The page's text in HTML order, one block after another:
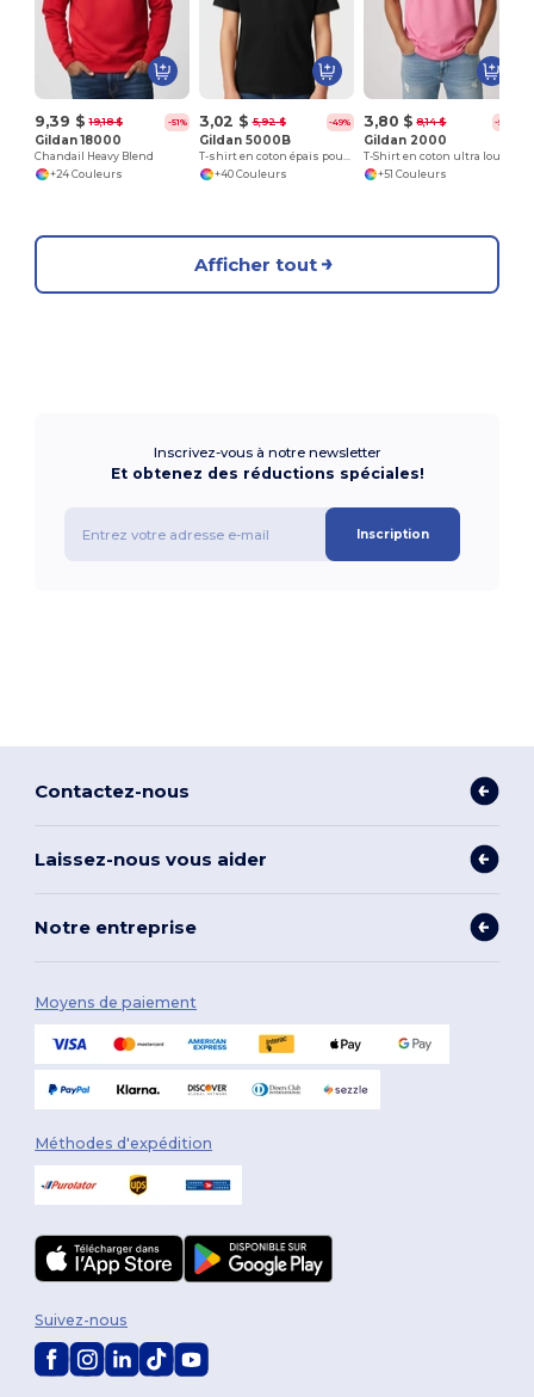
9,39 $ 19,18 $ -51%
Gildan 18000
Chandail Heavy Blend
+24 Couleurs
3,02 $ 5,92 $ -49%
Gildan 5000B
T-shirt en coton épais pour jeunes 8,8 oz
+40 Couleurs
3,80 $ 8,14 $ -53%
Gildan 2000
+51 Couleurs
Afficher tout
Inscrivez-vous à notre newsletter
Et obtenez des réductions spéciales!
Inscription
Contactez-nous
Laissez-nous vous aider
Notre entreprise
Moyens de paiement
Méthodes d'expédition
Suivez-nous